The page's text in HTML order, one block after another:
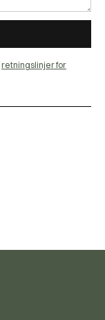
retningslinjer for